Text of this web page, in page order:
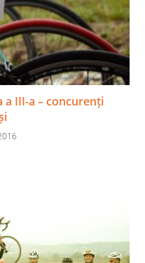
a III-a – concurenți